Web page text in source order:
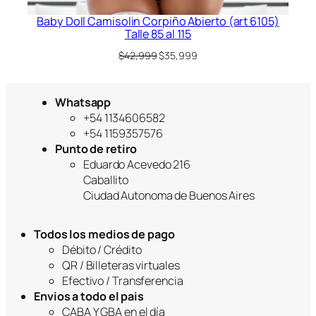
Baby Doll Camisolin Corpiño Abierto (art 6105)
Talle 85 al 115
$42,999El
$35,999El
Whatsapp
+54 1134606582
+54 1159357576
Punto de retiro
Eduardo Acevedo 216
Caballito
Ciudad Autonoma de Buenos Aires
Todos los medios de pago
Débito / Crédito
QR / Billeteras virtuales
Efectivo / Transferencia
Envios a todo el pais
CABA Y GBA en el día